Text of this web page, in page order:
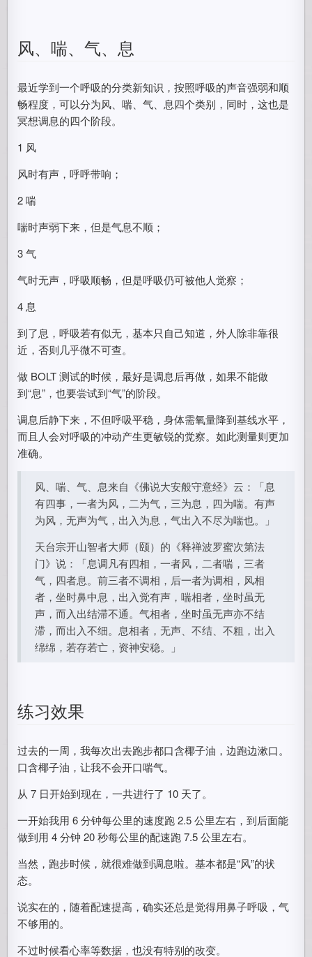
风、喘、气、息
最近学到一个呼吸的分类新知识，按照呼吸的声音强弱和顺
畅程度，可以分为风、喘、气、息四个类别，同时，这也是
冥想调息的四个阶段。
1 风
风时有声，呼呼带响；
2 喘
喘时声弱下来，但是气息不顺；
3 气
气时无声，呼吸顺畅，但是呼吸仍可被他人觉察；
4 息
到了息，呼吸若有似无，基本只自己知道，外人除非靠很
近，否则几乎微不可查。
做 BOLT 测试的时候，最好是调息后再做，如果不能做
到“息”，也要尝试到“气”的阶段。
调息后静下来，不但呼吸平稳，身体需氧量降到基线水平，
而且人会对呼吸的冲动产生更敏锐的觉察。如此测量则更加
准确。
风、喘、气、息来自《佛说大安般守意经》云：「息
有四事，一者为风，二为气，三为息，四为喘。有声
为风，无声为气，出入为息，气出入不尽为喘也。」
天台宗开山智者大师（颐）的《释禅波罗蜜次第法
门》说：「息调凡有四相，一者风，二者喘，三者
气，四者息。前三者不调相，后一者为调相，风相
者，坐时鼻中息，出入觉有声，喘相者，坐时虽无
声，而入出结滞不通。气相者，坐时虽无声亦不结
滞，而出入不细。息相者，无声、不结、不粗，出入
绵绵，若存若亡，资神安稳。」
练习效果
过去的一周，我每次出去跑步都口含椰子油，边跑边漱口。
口含椰子油，让我不会开口喘气。
从 7 日开始到现在，一共进行了 10 天了。
一开始我用 6 分钟每公里的速度跑 2.5 公里左右，到后面能
做到用 4 分钟 20 秒每公里的配速跑 7.5 公里左右。
当然，跑步时候，就很难做到调息啦。基本都是“风”的状
态。
说实在的，随着配速提高，确实还总是觉得用鼻子呼吸，气
不够用的。
不过时候看心率等数据，也没有特别的改变。